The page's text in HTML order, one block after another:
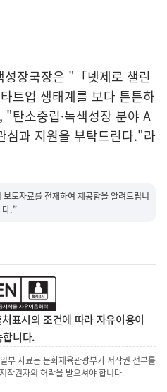
장국장은 "「넷제로 챌린
트업 생태계를 보다 튼튼하
탄소중립·녹색성장 분야 A
심과 지원을 부탁드린다."라
도자료를 전재하여 제공함을 알려드립니
다.”
표시의 조건에 따라 자유이용이
합니다.
부 자료는 문화체육관광부가 저작권 전부를
작권자의 허락을 받으셔야 합니다.